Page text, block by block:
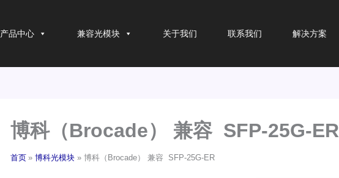
产品中心 兼容光模块 关于我们 联系我们 解决方案
博科（Brocade） 兼容 SFP-25G-ER
首页 博科光模块 博科（Brocade） 兼容 SFP-25G-ER